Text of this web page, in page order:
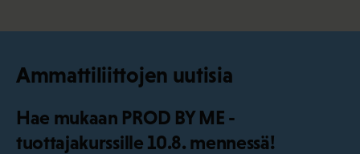
Ammattiliittojen uutisia
Hae mukaan PROD BY ME -
tuottajakurssille 10.8. mennessä!